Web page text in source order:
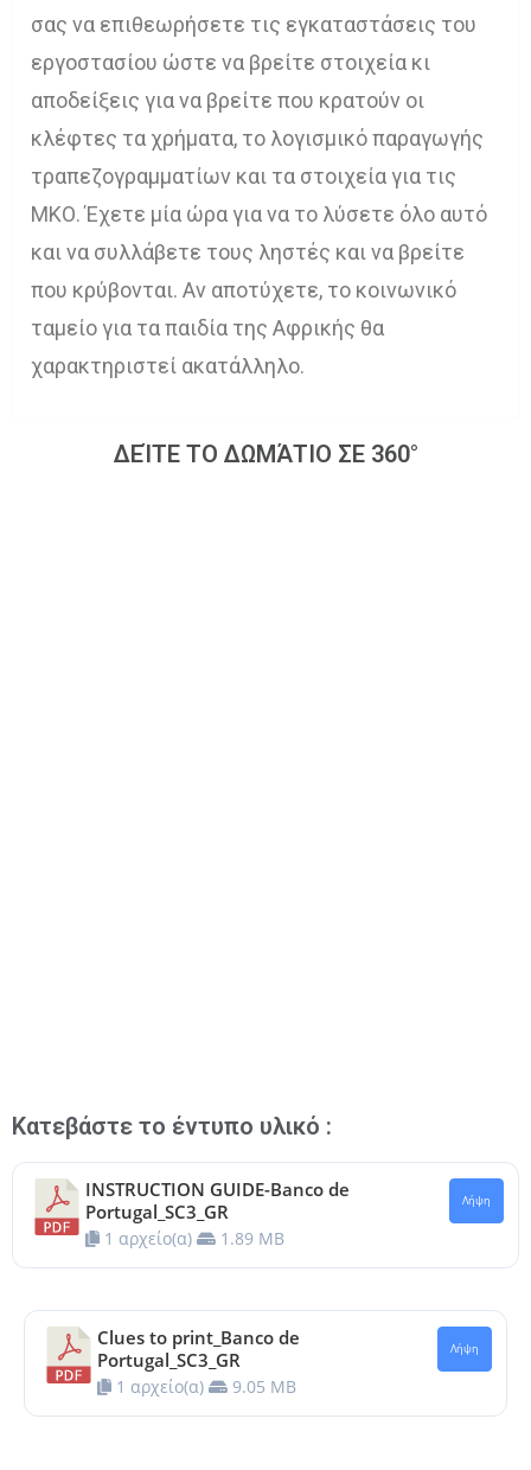
σας να επιθεωρήσετε τις εγκαταστάσεις του
εργοστασίου ώστε να βρείτε στοιχεία κι
αποδείξεις για να βρείτε που κρατούν οι
κλέφτες τα χρήματα, το λογισμικό παραγωγής
τραπεζογραμματίων και τα στοιχεία για τις
ΜΚΟ. Έχετε μία ώρα για να το λύσετε όλο αυτό
και να συλλάβετε τους ληστές και να βρείτε
που κρύβονται. Αν αποτύχετε, το κοινωνικό
ταμείο για τα παιδία της Αφρικής θα
χαρακτηριστεί ακατάλληλο.
ΔΕΊΤΕ ΤΟ ΔΩΜΆΤΙΟ ΣΕ 360°
Κατεβάστε το έντυπο υλικό :
INSTRUCTION GUIDE-Banco de
Portugal_SC3_GR
1 αρχείο(α) 1.89 MB
Λήψη
Clues to print_Banco de
Portugal_SC3_GR
1 αρχείο(α) 9.05 MB
Λήψη